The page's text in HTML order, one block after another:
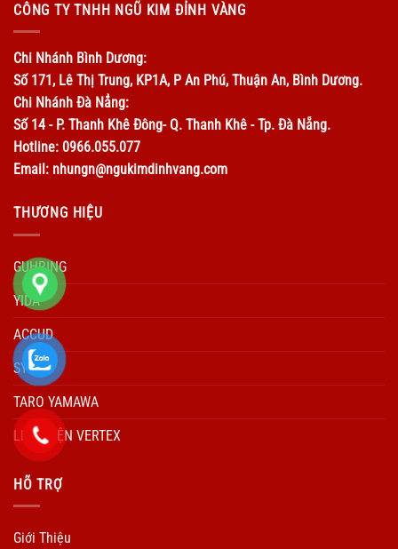
CÔNG TY TNHH NGŨ KIM ĐỈNH VÀNG
Chi Nhánh Bình Dương:
Số 171, Lê Thị Trung, KP1A, P An Phú, Thuận An, Bình Dương.
Chi Nhánh Đà Nẳng:
Số 14 - P. Thanh Khê Đông- Q. Thanh Khê - Tp. Đà Nẵng.
Hotline: 0966.055.077
Email: nhungn@ngukimdinhvang.com
THƯƠNG HIỆU
GUHRING
YIDA
ACCUD
SYIC
TARO YAMAWA
LINH KIỆN VERTEX
HÕ TRỢ
Giới Thiệu